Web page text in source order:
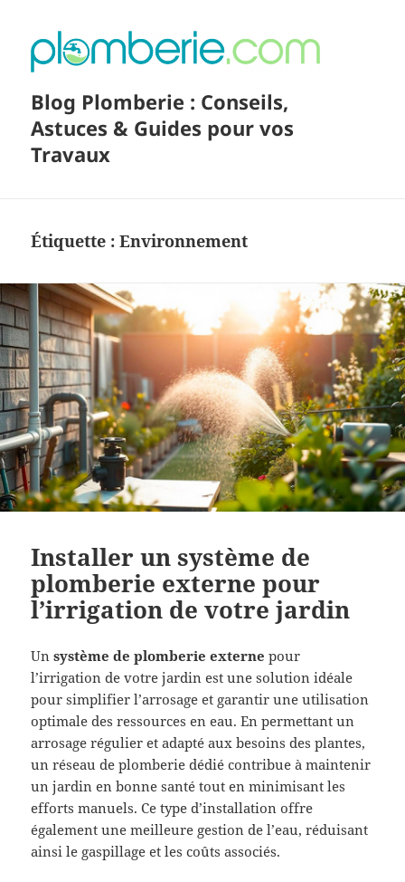
Blog Plomberie : Conseils,
Astuces & Guides pour vos
Travaux
Étiquette :Environnement
Installer un système de
plomberie externe pour
l’irrigation de votre jardin
Unsystème de plomberie externe pour
l’irrigation de votre jardin est une solution idéale
pour simplifier l’arrosage et garantir une utilisation
optimale des ressources en eau. En permettant un
arrosage régulier et adapté aux besoins des plantes,
un réseau de plomberie dédié contribue à maintenir
un jardin en bonne santé tout en minimisant les
efforts manuels. Ce type d’installation offre
également une meilleure gestion de l’eau, réduisant
ainsi le gaspillage et les coûts associés.